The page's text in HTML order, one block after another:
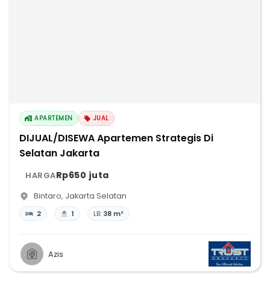
APARTEMEN JUAL
DIJUAL/DISEWA Apartemen Strategis Di
Selatan Jakarta
HARGARp650 juta
Bintaro, Jakarta Selatan
2 1 LB: 38 m²
Azis